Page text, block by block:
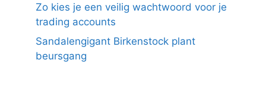
Zo kies je een veilig wachtwoord voor je
trading accounts
Sandalengigant Birkenstock plant
beursgang